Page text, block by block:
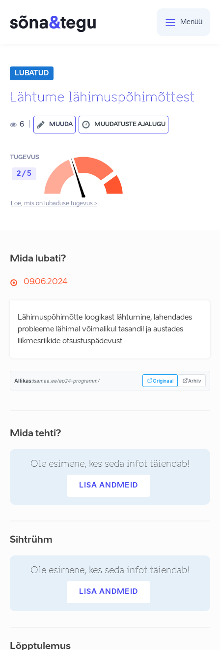
Menüü
LUBATUD
Lähtume lähimuspõhimõttest
6 MUUDA MUUDATUSTE AJALUGU
TUGEVUS
2 / 5
Loe, mis on lubaduse tugevus >
Mida lubati?
09.06.2024
Lähimuspõhimõtte loogikast lähtumine, lahendades
probleeme lähimal võimalikul tasandil ja austades
liikmesriikide otsustuspädevust
Allikas:isamaa.ee/ep24-programm/ Originaal Arhiiv
Mida tehti?
Ole esimene, kes seda infot täiendab!
LISA ANDMEID
Sihtrühm
Ole esimene, kes seda infot täiendab!
LISA ANDMEID
Lõpptulemus